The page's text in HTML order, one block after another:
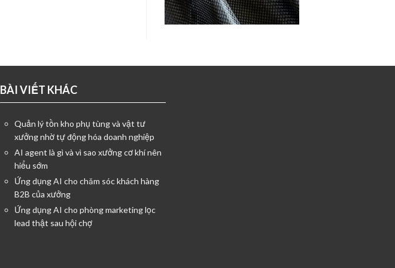
BÀI VIẾT KHÁC
Quản lý tồn kho phụ tùng và vật tư
xưởng nhờ tự động hóa doanh nghiệp
AI agent là gì và vì sao xưởng cơ khí nên
hiểu sớm
Ứng dụng AI cho chăm sóc khách hàng
B2B của xưởng
Ứng dụng AI cho phòng marketing lọc
lead thật sau hội chợ